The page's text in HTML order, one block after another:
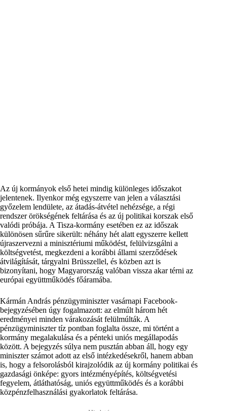
Az új kormányok első hetei mindig különleges időszakot
jelentenek. Ilyenkor még egyszerre van jelen a választási
győzelem lendülete, az átadás-átvétel nehézsége, a régi
rendszer örökségének feltárása és az új politikai korszak első
valódi próbája. A Tisza-kormány esetében ez az időszak
különösen sűrűre sikerült: néhány hét alatt egyszerre kellett
újraszervezni a minisztériumi működést, felülvizsgálni a
költségvetést, megkezdeni a korábbi állami szerződések
átvilágítását, tárgyalni Brüsszellel, és közben azt is
bizonyítani, hogy Magyarország valóban vissza akar térni az
európai együttműködés főáramába.
Kármán András pénzügyminiszter vasárnapi Facebook-
bejegyzésében úgy fogalmazott: az elmúlt három hét
eredményei minden várakozását felülmúlták. A
pénzügyminiszter tíz pontban foglalta össze, mi történt a
kormány megalakulása és a pénteki uniós megállapodás
között. A bejegyzés súlya nem pusztán abban áll, hogy egy
miniszter számot adott az első intézkedésekről, hanem abban
is, hogy a felsorolásból kirajzolódik az új kormány politikai és
gazdasági önképe: gyors intézményépítés, költségvetési
fegyelem, átláthatóság, uniós együttműködés és a korábbi
közpénzfelhasználási gyakorlatok feltárása.